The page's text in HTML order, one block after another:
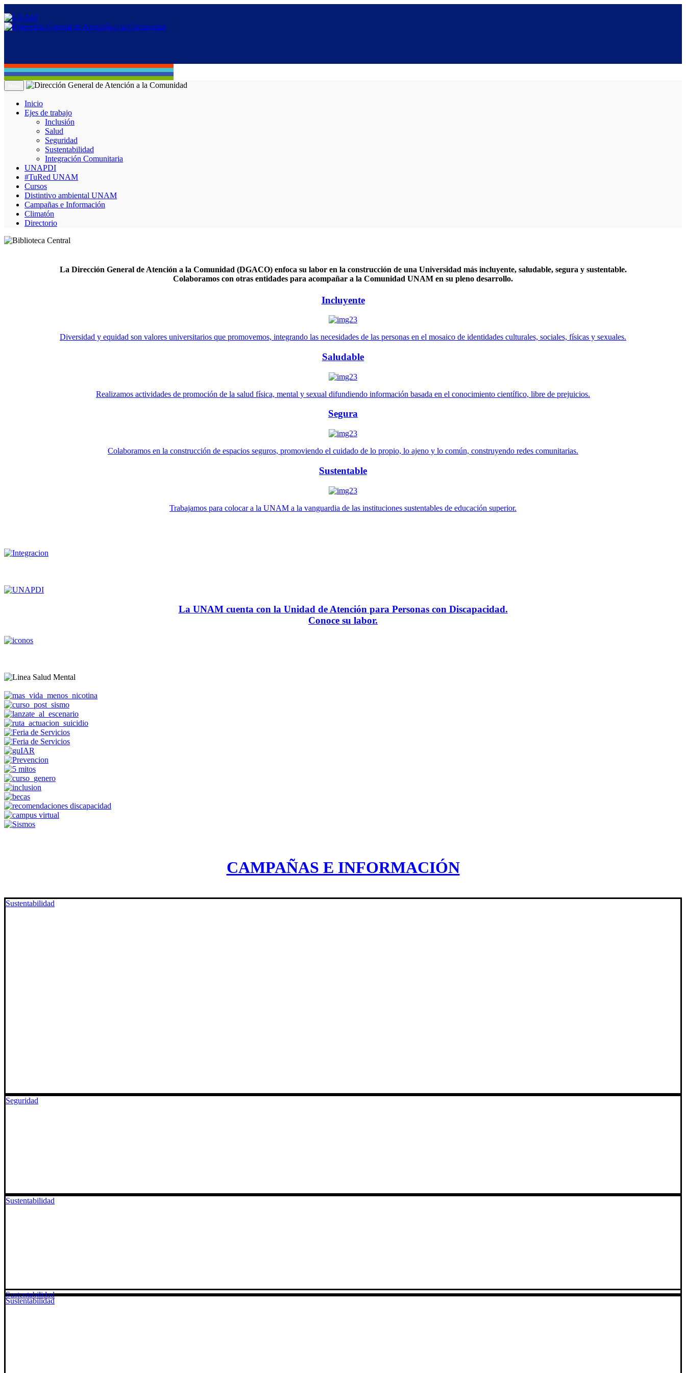
Inicio
Ejes de trabajo
Inclusión
Salud
Seguridad
Sustentabilidad
Integración Comunitaria
UNAPDI
#TuRed UNAM
Cursos
Distintivo ambiental UNAM
Campañas e Información
Climatón
Directorio
La Dirección General de Atención a la Comunidad (DGACO) enfoca su labor en la construcción de una Universidad más incluyente, saludable, segura y sustentable.
Colaboramos con otras entidades para acompañar a la Comunidad UNAM en su pleno desarrollo.
Incluyente
Diversidad y equidad son valores universitarios que promovemos, integrando las necesidades de las personas en el mosaico de identidades culturales, sociales, físicas y sexuales.
Saludable
Realizamos actividades de promoción de la salud física, mental y sexual difundiendo información basada en el conocimiento científico, libre de prejuicios.
Segura
Colaboramos en la construcción de espacios seguros, promoviendo el cuidado de lo propio, lo ajeno y lo común, construyendo redes comunitarias.
Sustentable
Trabajamos para colocar a la UNAM a la vanguardia de las instituciones sustentables de educación superior.
La UNAM cuenta con la Unidad de Atención para Personas con Discapacidad.
Conoce su labor.
CAMPAÑAS E INFORMACIÓN
Sustentabilidad
Seguridad
Sustentabilidad
Sustentabilidad
Sustentabilidad